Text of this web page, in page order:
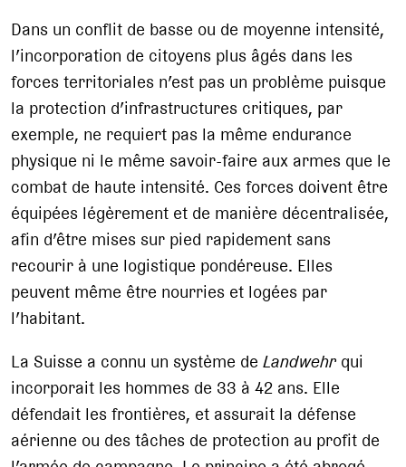
Dans un conflit de basse ou de moyenne intensité,
l’incorporation de citoyens plus âgés dans les
forces territoriales n’est pas un problème puisque
la protection d’infrastructures critiques, par
exemple, ne requiert pas la même endurance
physique ni le même savoir-faire aux armes que le
combat de haute intensité. Ces forces doivent être
équipées légèrement et de manière décentralisée,
afin d’être mises sur pied rapidement sans
recourir à une logistique pondéreuse. Elles
peuvent même être nourries et logées par
l’habitant.
La Suisse a connu un système deLandwehr qui
incorporait les hommes de 33 à 42 ans. Elle
défendait les frontières, et assurait la défense
aérienne ou des tâches de protection au profit de